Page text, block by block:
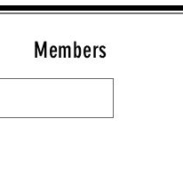
Members